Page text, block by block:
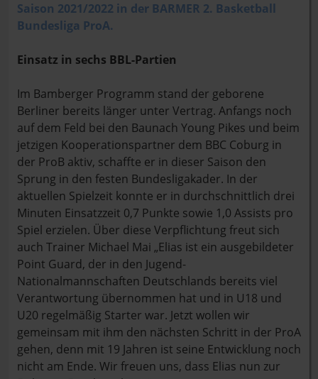
Saison 2021/2022 in der BARMER 2. Basketball
Bundesliga ProA.
Einsatz in sechs BBL-Partien
Im Bamberger Programm stand der geborene
Berliner bereits länger unter Vertrag. Anfangs noch
auf dem Feld bei den Baunach Young Pikes und beim
jetzigen Kooperationspartner dem BBC Coburg in
der ProB aktiv, schaffte er in dieser Saison den
Sprung in den festen Bundesligakader. In der
aktuellen Spielzeit konnte er in durchschnittlich drei
Minuten Einsatzzeit 0,7 Punkte sowie 1,0 Assists pro
Spiel erzielen. Über diese Verpflichtung freut sich
auch Trainer Michael Mai „Elias ist ein ausgebildeter
Point Guard, der in den Jugend-
Nationalmannschaften Deutschlands bereits viel
Verantwortung übernommen hat und in U18 und
U20 regelmäßig Starter war. Jetzt wollen wir
gemeinsam mit ihm den nächsten Schritt in der ProA
gehen, denn mit 19 Jahren ist seine Entwicklung noch
nicht am Ende. Wir freuen uns, dass Elias nun zur